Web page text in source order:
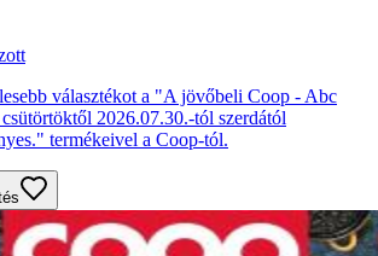
választékot a "A jövőbeli Coop - Abc
2026.07.30.-tól szerdától
termékeivel a Coop-tól.